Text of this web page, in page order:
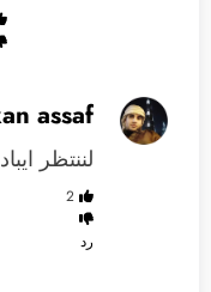
assaf
لننتظر
2
رد